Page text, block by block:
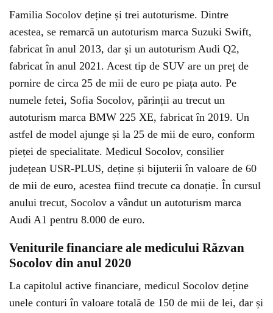
Familia Socolov deține și trei autoturisme. Dintre
acestea, se remarcă un autoturism marca Suzuki Swift,
fabricat în anul 2013, dar și un autoturism Audi Q2,
fabricat în anul 2021. Acest tip de SUV are un preț de
pornire de circa 25 de mii de euro pe piața auto. Pe
numele fetei, Sofia Socolov, părinții au trecut un
autoturism marca BMW 225 XE, fabricat în 2019. Un
astfel de model ajunge și la 25 de mii de euro, conform
pieței de specialitate. Medicul Socolov, consilier
județean USR-PLUS, deține și bijuterii în valoare de 60
de mii de euro, acestea fiind trecute ca donație. În cursul
anului trecut, Socolov a vândut un autoturism marca
Audi A1 pentru 8.000 de euro.
Veniturile financiare ale medicului Răzvan
Socolov din anul 2020
La capitolul active financiare, medicul Socolov deține
unele conturi în valoare totală de 150 de mii de lei, dar și